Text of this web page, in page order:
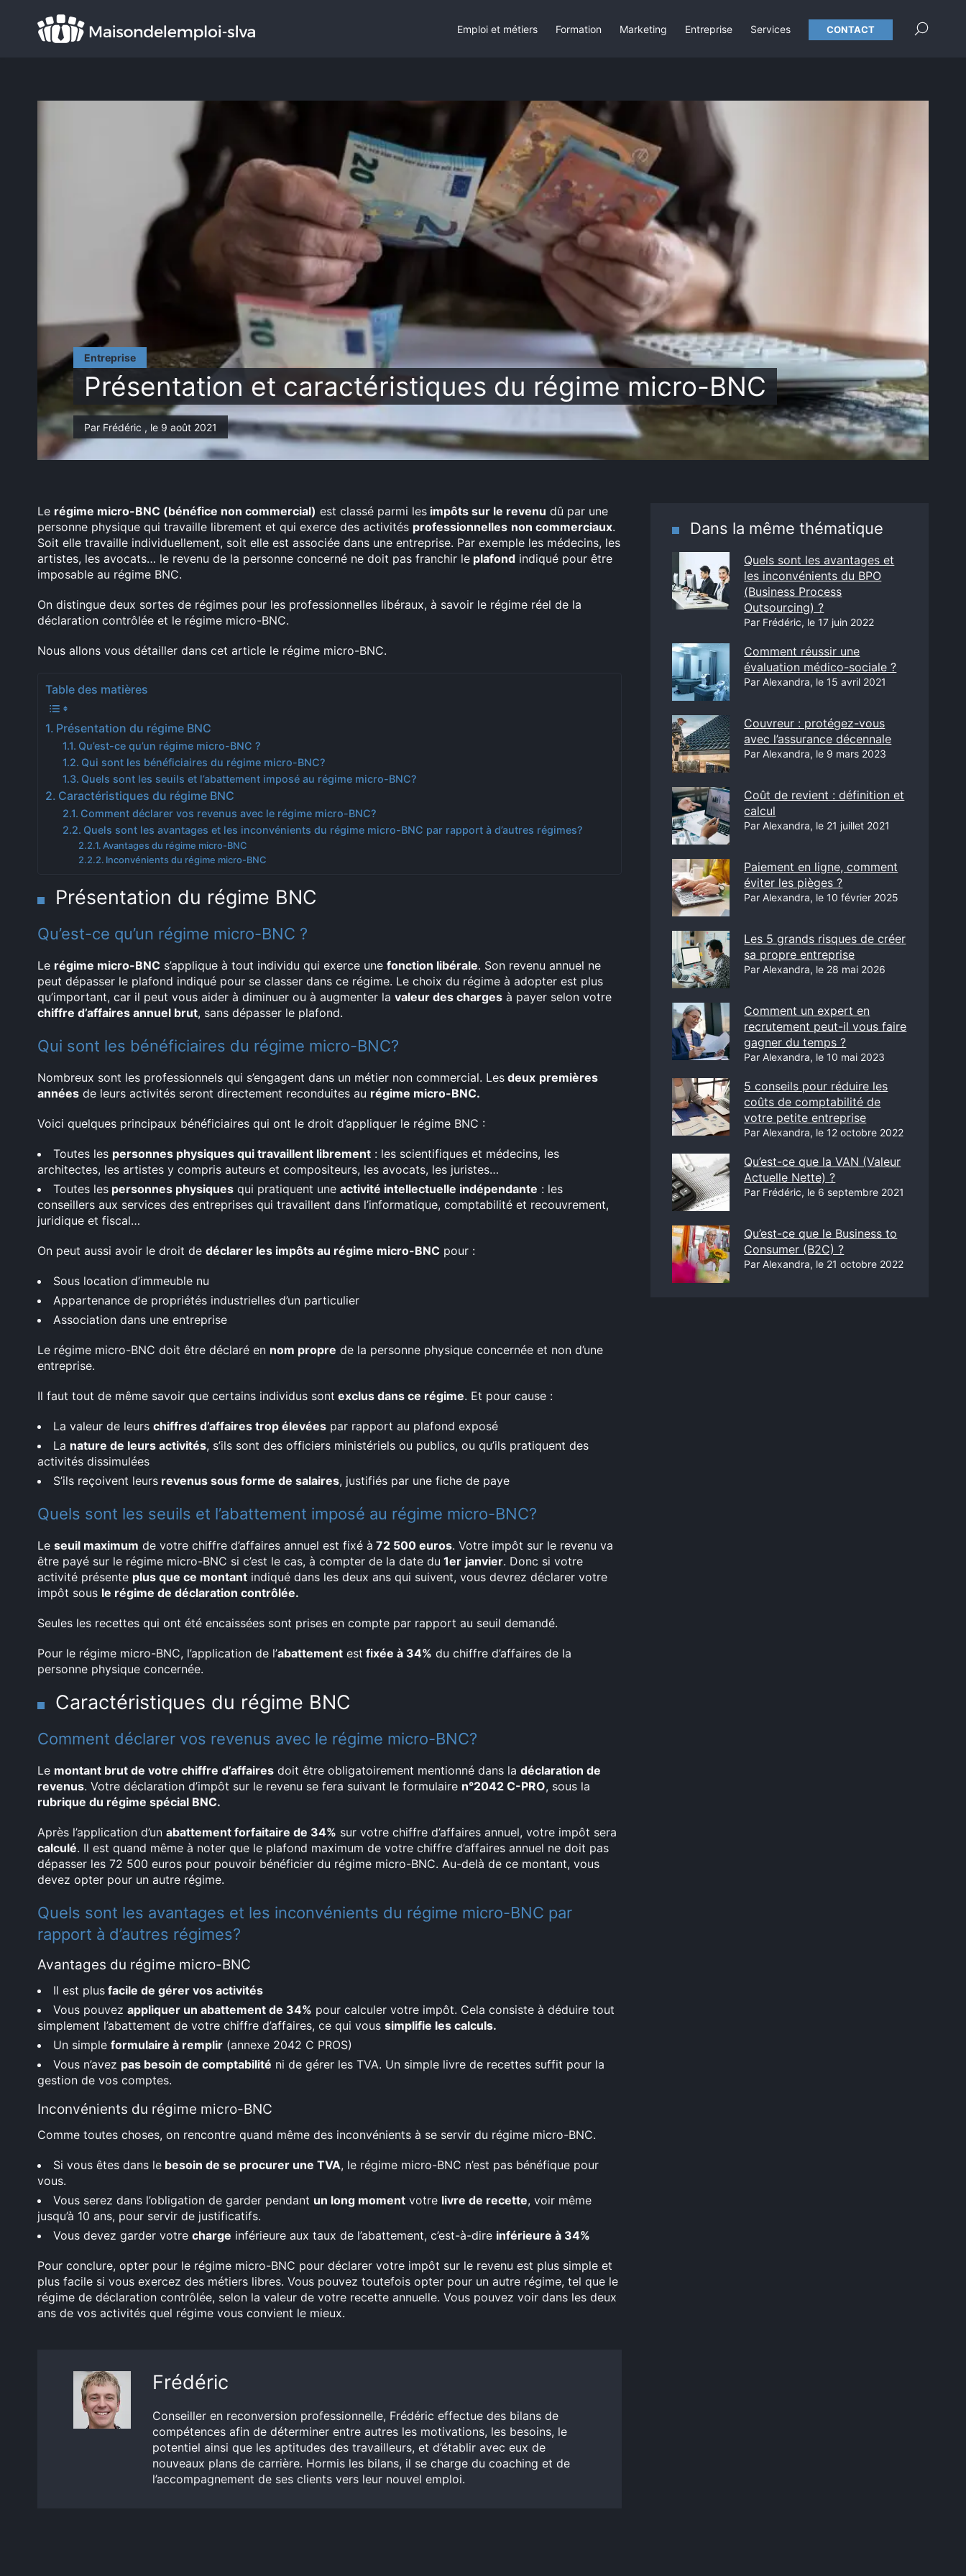
Entreprise
Présentation et caractéristiques du régime micro-BNC
Par Frédéric , le 9 août 2021
Le régime micro-BNC (bénéfice non commercial) est classé parmi les impôts sur le revenu dû par une
personne physique qui travaille librement et qui exerce des activités professionnelles non commerciaux.
Soit elle travaille individuellement, soit elle est associée dans une entreprise. Par exemple les médecins, les
artistes, les avocats… le revenu de la personne concerné ne doit pas franchir le plafond indiqué pour être
imposable au régime BNC.
On distingue deux sortes de régimes pour les professionnelles libéraux, à savoir le régime réel de la
déclaration contrôlée et le régime micro-BNC.
Nous allons vous détailler dans cet article le régime micro-BNC.
Table des matières
Présentation du régime BNC
Qu’est-ce qu’un régime micro-BNC ?
Qui sont les bénéficiaires du régime micro-BNC?
Quels sont les seuils et l’abattement imposé au régime micro-BNC?
Caractéristiques du régime BNC
Comment déclarer vos revenus avec le régime micro-BNC?
Quels sont les avantages et les inconvénients du régime micro-BNC par rapport à d’autres régimes?
Avantages du régime micro-BNC
Inconvénients du régime micro-BNC
Présentation du régime BNC
Qu’est-ce qu’un régime micro-BNC ?
Le régime micro-BNC s’applique à tout individu qui exerce une fonction libérale. Son revenu annuel ne
peut dépasser le plafond indiqué pour se classer dans ce régime. Le choix du régime à adopter est plus
qu’important, car il peut vous aider à diminuer ou à augmenter la valeur des charges à payer selon votre
chiffre d’affaires annuel brut, sans dépasser le plafond.
Qui sont les bénéficiaires du régime micro-BNC?
Nombreux sont les professionnels qui s’engagent dans un métier non commercial. Les deux premières
années de leurs activités seront directement reconduites au régime micro-BNC.
Voici quelques principaux bénéficiaires qui ont le droit d’appliquer le régime BNC :
Toutes les personnes physiques qui travaillent librement : les scientifiques et médecins, les
architectes, les artistes y compris auteurs et compositeurs, les avocats, les juristes…
Toutes les personnes physiques qui pratiquent une activité intellectuelle indépendante : les
conseillers aux services des entreprises qui travaillent dans l’informatique, comptabilité et recouvrement,
juridique et fiscal…
On peut aussi avoir le droit de déclarer les impôts au régime micro-BNC pour :
Sous location d’immeuble nu
Appartenance de propriétés industrielles d’un particulier
Association dans une entreprise
Le régime micro-BNC doit être déclaré en nom propre de la personne physique concernée et non d’une
entreprise.
Il faut tout de même savoir que certains individus sont exclus dans ce régime. Et pour cause :
La valeur de leurs chiffres d’affaires trop élevées par rapport au plafond exposé
La nature de leurs activités, s’ils sont des officiers ministériels ou publics, ou qu’ils pratiquent des
activités dissimulées
S’ils reçoivent leurs revenus sous forme de salaires, justifiés par une fiche de paye
Quels sont les seuils et l’abattement imposé au régime micro-BNC?
Le seuil maximum de votre chiffre d’affaires annuel est fixé à 72 500 euros. Votre impôt sur le revenu va
être payé sur le régime micro-BNC si c’est le cas, à compter de la date du 1er janvier. Donc si votre
activité présente plus que ce montant indiqué dans les deux ans qui suivent, vous devrez déclarer votre
impôt sous le régime de déclaration contrôlée.
Seules les recettes qui ont été encaissées sont prises en compte par rapport au seuil demandé.
Pour le régime micro-BNC, l’application de l’abattement est fixée à 34% du chiffre d’affaires de la
personne physique concernée.
Caractéristiques du régime BNC
Comment déclarer vos revenus avec le régime micro-BNC?
Le montant brut de votre chiffre d’affaires doit être obligatoirement mentionné dans la déclaration de
revenus. Votre déclaration d’impôt sur le revenu se fera suivant le formulaire n°2042 C-PRO, sous la
rubrique du régime spécial BNC.
Après l’application d’un abattement forfaitaire de 34% sur votre chiffre d’affaires annuel, votre impôt sera
calculé. Il est quand même à noter que le plafond maximum de votre chiffre d’affaires annuel ne doit pas
dépasser les 72 500 euros pour pouvoir bénéficier du régime micro-BNC. Au-delà de ce montant, vous
devez opter pour un autre régime.
Quels sont les avantages et les inconvénients du régime micro-BNC par
rapport à d’autres régimes?
Avantages du régime micro-BNC
Il est plus facile de gérer vos activités
Vous pouvez appliquer un abattement de 34% pour calculer votre impôt. Cela consiste à déduire tout
simplement l’abattement de votre chiffre d’affaires, ce qui vous simplifie les calculs.
Un simple formulaire à remplir (annexe 2042 C PROS)
Vous n’avez pas besoin de comptabilité ni de gérer les TVA. Un simple livre de recettes suffit pour la
gestion de vos comptes.
Inconvénients du régime micro-BNC
Comme toutes choses, on rencontre quand même des inconvénients à se servir du régime micro-BNC.
Si vous êtes dans le besoin de se procurer une TVA, le régime micro-BNC n’est pas bénéfique pour
vous.
Vous serez dans l’obligation de garder pendant un long moment votre livre de recette, voir même
jusqu’à 10 ans, pour servir de justificatifs.
Vous devez garder votre charge inférieure aux taux de l’abattement, c’est-à-dire inférieure à 34%
Pour conclure, opter pour le régime micro-BNC pour déclarer votre impôt sur le revenu est plus simple et
plus facile si vous exercez des métiers libres. Vous pouvez toutefois opter pour un autre régime, tel que le
régime de déclaration contrôlée, selon la valeur de votre recette annuelle. Vous pouvez voir dans les deux
ans de vos activités quel régime vous convient le mieux.
Frédéric
Conseiller en reconversion professionnelle, Frédéric effectue des bilans de
compétences afin de déterminer entre autres les motivations, les besoins, le
potentiel ainsi que les aptitudes des travailleurs, et d’établir avec eux de
nouveaux plans de carrière. Hormis les bilans, il se charge du coaching et de
l’accompagnement de ses clients vers leur nouvel emploi.
Dans la même thématique
Quels sont les avantages et
les inconvénients du BPO
(Business Process
Outsourcing) ?
Par Frédéric, le 17 juin 2022
Comment réussir une
évaluation médico-sociale ?
Par Alexandra, le 15 avril 2021
Couvreur : protégez-vous
avec l’assurance décennale
Par Alexandra, le 9 mars 2023
Coût de revient : définition et
calcul
Par Alexandra, le 21 juillet 2021
Paiement en ligne, comment
éviter les pièges ?
Par Alexandra, le 10 février 2025
Les 5 grands risques de créer
sa propre entreprise
Par Alexandra, le 28 mai 2026
Comment un expert en
recrutement peut-il vous faire
gagner du temps ?
Par Alexandra, le 10 mai 2023
5 conseils pour réduire les
coûts de comptabilité de
votre petite entreprise
Par Alexandra, le 12 octobre 2022
Qu’est-ce que la VAN (Valeur
Actuelle Nette) ?
Par Frédéric, le 6 septembre 2021
Qu’est-ce que le Business to
Consumer (B2C) ?
Par Alexandra, le 21 octobre 2022
Emploi et métiers Formation Marketing Entreprise Services CONTACT